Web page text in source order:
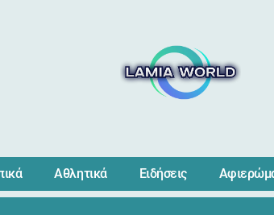
Αθλητικά Ειδήσεις